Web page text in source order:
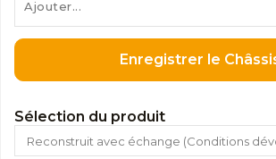
Enregistrer le
Sélection du produit